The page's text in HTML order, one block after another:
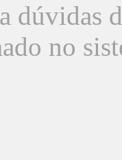
dúvidas
no